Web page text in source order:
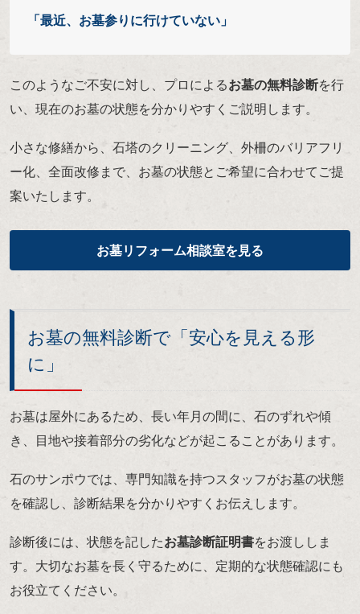
「最近、お墓参りに行けていない」
このようなご不安に対し、プロによるお墓の無料診断を行
い、現在のお墓の状態を分かりやすくご説明します。
小さな修繕から、石塔のクリーニング、外柵のバリアフリ
ー化、全面改修まで、お墓の状態とご希望に合わせてご提
案いたします。
お墓リフォーム相談室を見る
お墓の無料診断で「安心を見える形
に」
お墓は屋外にあるため、長い年月の間に、石のずれや傾
き、目地や接着部分の劣化などが起こることがあります。
石のサンポウでは、専門知識を持つスタッフがお墓の状態
を確認し、診断結果を分かりやすくお伝えします。
診断後には、状態を記したお墓診断証明書をお渡ししま
す。大切なお墓を長く守るために、定期的な状態確認にも
お役立てください。